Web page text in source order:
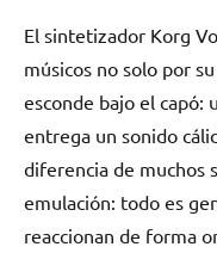
El sintetizador Korg
músicos no solo por
esconde bajo el capó:
entrega un sonido
diferencia de muchos
emulación: todo es
reaccionan de forma